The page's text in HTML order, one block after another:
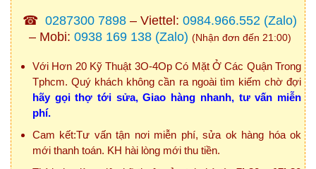
☎ 0287300 7898 – Viettel: 0984.966.552 (Zalo)
– Mobi: 0938 169 138 (Zalo) (Nhận đơn đến 21:00)
Với Hơn 20 Kỹ Thuật 3O-4Op Có Mặt Ở Các Quận Trong
Tphcm. Quý khách không cần ra ngoài tìm kiếm chờ đợi
hãy gọi thợ tới sửa, Giao hàng nhanh, tư vấn miễn
phí.
Cam kết:Tư vấn tận nơi miễn phí, sửa ok hàng hóa ok
mới thanh toán. KH hài lòng mới thu tiền.